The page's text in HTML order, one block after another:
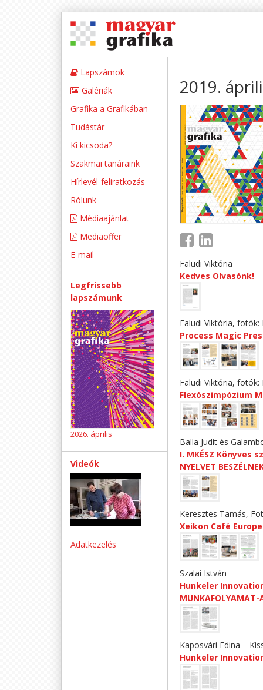
2019.
Faludi Viktória
Kedves Olvasónk!
Faludi Viktória, fotók:
Process Magic Press
Faludi Viktória, fotók:
Flexószimpózium
Balla Judit és
I. MKÉSZ Könyves
NYELVET
Keresztes Tamás,
Xeikon Café Europe
Szalai István
Hunkeler
MUNKAFOLYAMAT-
Kaposvári Edina –
Hunkeler
Lapszámok
Galériák
Grafika a Grafikában
Tudástár
Ki kicsoda?
Szakmai tanáraink
Hírlevél-feliratkozás
Rólunk
Médiaajánlat
Mediaoffer
E-mail
Legfrissebb
lapszámunk
2026. április
Videók
Adatkezelés